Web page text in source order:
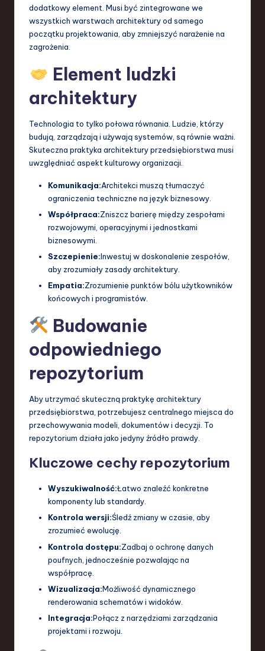
dodatkowy element. Musi być zintegrowane we
wszystkich warstwach architektury od samego
początku projektowania, aby zmniejszyć narażenie na
zagrożenia.
Element ludzki
architektury
Technologia to tylko połowa równania. Ludzie, którzy
budują, zarządzają i używają systemów, są równie ważni.
Skuteczna praktyka architektury przedsiębiorstwa musi
uwzględniać aspekt kulturowy organizacji.
Komunikacja:Architekci muszą tłumaczyć
ograniczenia techniczne na język biznesowy.
Współpraca:Zniszcz barierę między zespołami
rozwojowymi, operacyjnymi i jednostkami
biznesowymi.
Szczepienie:Inwestuj w doskonalenie zespołów,
aby zrozumiały zasady architektury.
Empatia:Zrozumienie punktów bólu użytkowników
końcowych i programistów.
Budowanie
odpowiedniego
repozytorium
Aby utrzymać skuteczną praktykę architektury
przedsiębiorstwa, potrzebujesz centralnego miejsca do
przechowywania modeli, dokumentów i decyzji. To
repozytorium działa jako jedyny źródło prawdy.
Kluczowe cechy repozytorium
Wyszukiwalność:Łatwo znaleźć konkretne
komponenty lub standardy.
Kontrola wersji:Śledź zmiany w czasie, aby
zrozumieć ewolucję.
Kontrola dostępu:Zadbaj o ochronę danych
poufnych, jednocześnie pozwalając na
współpracę.
Wizualizacja:Możliwość dynamicznego
renderowania schematów i widoków.
Integracja:Połącz z narzędziami zarządzania
projektami i rozwoju.